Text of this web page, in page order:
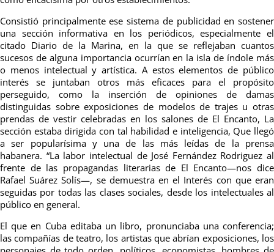
Consistió principalmente ese sistema de publicidad en sostener
una sección informativa en los periódicos, especialmente el
citado Diario de la Marina, en la que se reflejaban cuantos
sucesos de alguna importancia ocurrían en la isla de índole más
o menos intelectual y artística. A estos elementos de público
interés se juntaban otros más eficaces para el propósito
perseguido, como la inserción de opiniones de damas
distinguidas sobre exposiciones de modelos de trajes u otras
prendas de vestir celebradas en los salones de El Encanto, La
sección estaba dirigida con tal habilidad e inteligencia, Que llegó
a ser popularísima y una de las más leídas de la prensa
habanera. “La labor intelectual de José Fernández Rodriguez al
frente de las propagandas literarias de El Encanto—nos dice
Rafael Suárez Solís—, se demuestra en el Interés con que eran
seguidas por todas las clases sociales, desde los intelectuales al
público en general.
El que en Cuba editaba un libro, pronunciaba una conferencia;
las compañías de teatro, los artistas que abrían exposiciones, los